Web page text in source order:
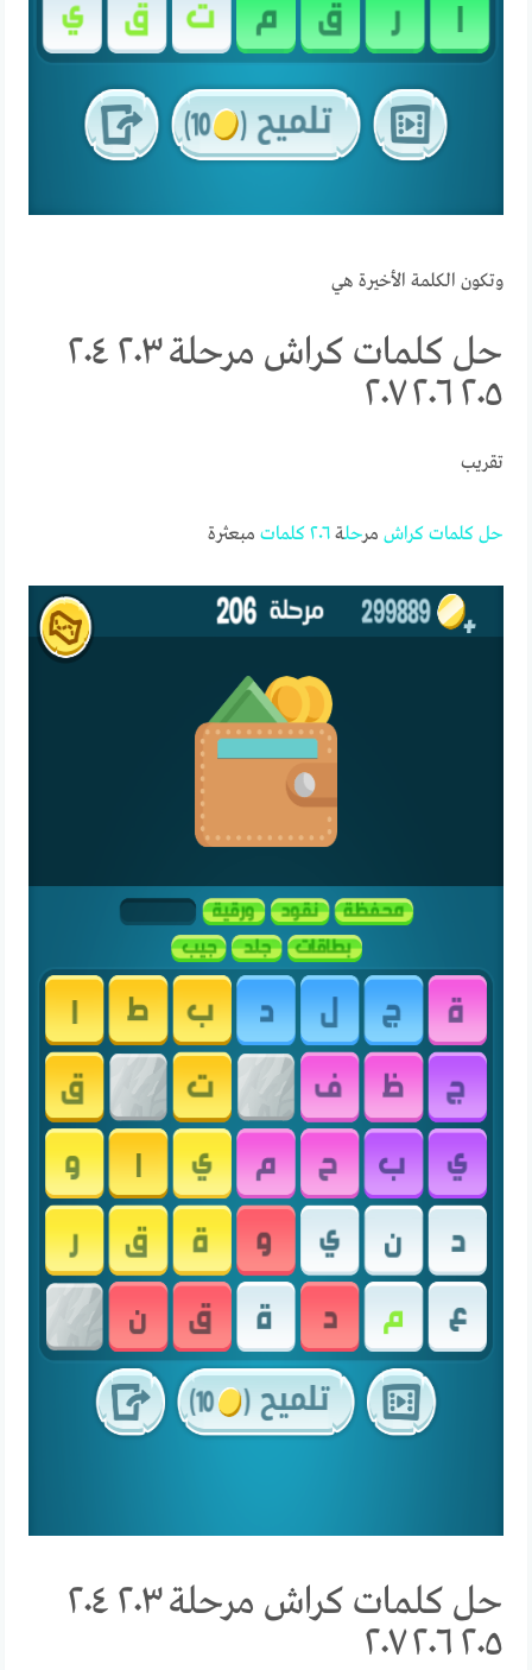
وتكون الكلمة الأخيرة هي
حل كلمات كراش مرحلة ٢٠٣ ٢٠٤
٢٠٥ ٢٠٦ ٢٠٧
تقريب
حل كلمات كراش مرحلة٢٠٦ كلمات مبعثرة
حل كلمات كراش مرحلة ٢٠٣ ٢٠٤
٢٠٥ ٢٠٦ ٢٠٧